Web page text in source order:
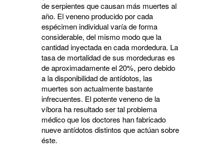
de serpientes que causan más muertes al
año. El veneno producido por cada
espécimen individual varía de forma
considerable, del mismo modo que la
cantidad inyectada en cada mordedura. La
tasa de mortalidad de sus mordeduras es
de aproximadamente el 20%, pero debido
a la disponibilidad de antídotos, las
muertes son actualmente bastante
infrecuentes. El potente veneno de la
víbora ha resultado ser tal problema
médico que los doctores han fabricado
nueve antídotos distintos que actúan sobre
éste.